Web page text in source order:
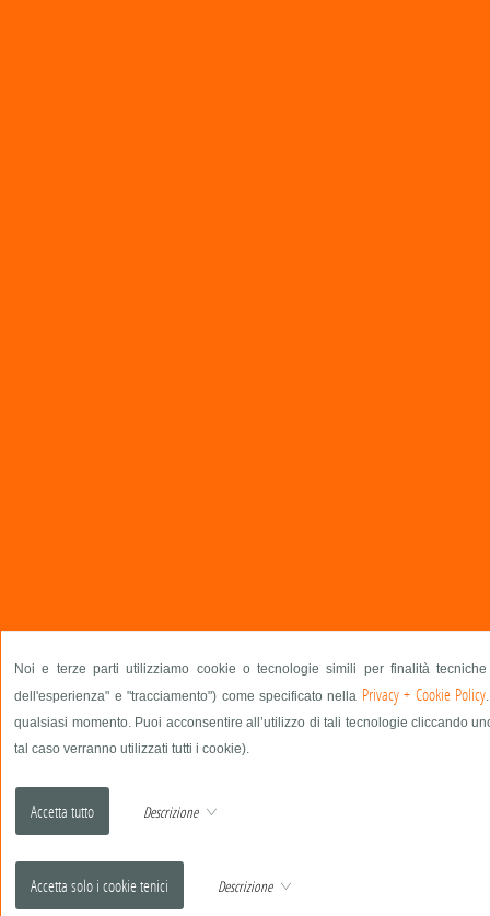
Noi e terze parti utilizziamo cookie o tecnologie simili per finalità
dell'esperienza" e "tracciamento") come specificato nella Privacy + Cookie Policy
qualsiasi momento. Puoi acconsentire all’utilizzo di tali tecnologie cliccando
tal caso verranno utilizzati tutti i cookie).
Descrizione
Descrizione